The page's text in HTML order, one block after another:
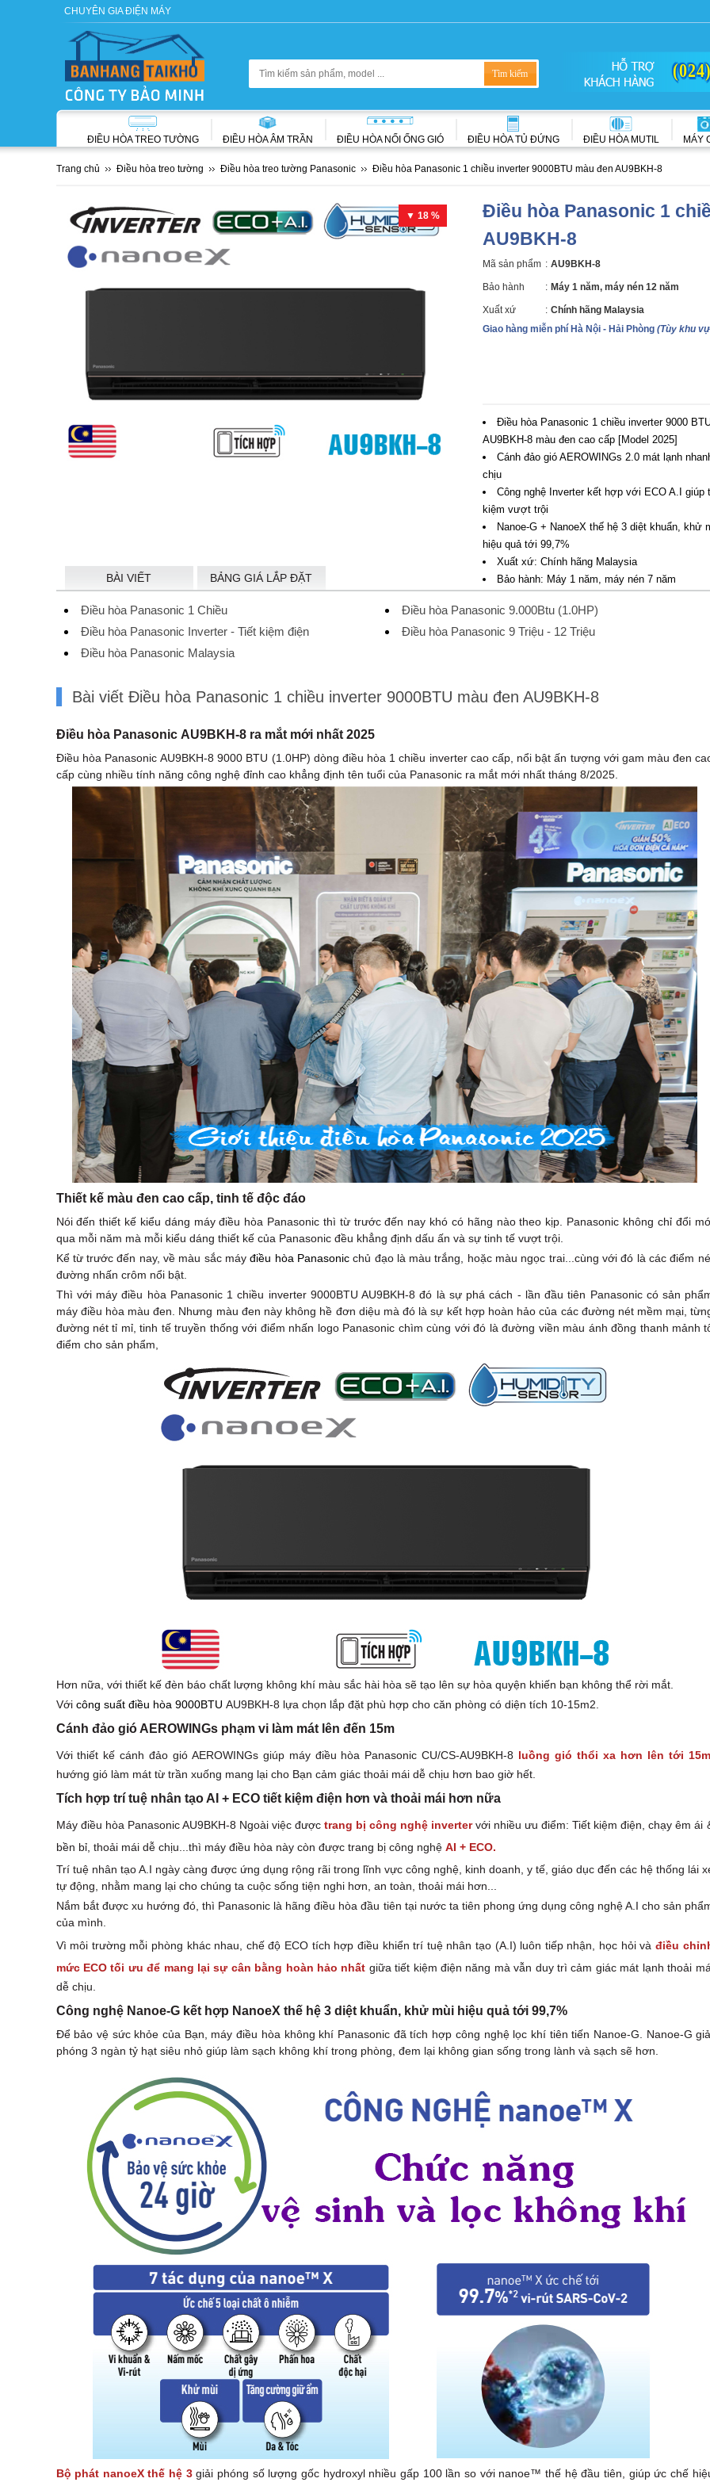
CHUYÊN GIA ĐIỆN MÁY
ĐIỀU HÒA TREO TƯỜNG ĐIỀU HÒA ÂM TRẦN ĐIỀU HÒA NỐI ỐNG GIÓ ĐIỀU HÒA TỦ ĐỨNG ĐIỀU HÒA MUTIL MÁY
Trang chủ Điều hòa treo tường Điều hòa treo tường Panasonic Điều hòa Panasonic 1 chiều inverter 9000BTU màu đen AU9BKH-8
▼ 18 %
Điều hòa Panasonic 1
AU9BKH-8
Mã sản phẩm : AU9BKH-8
Bảo hành : Máy 1 năm, máy nén 12 năm
Xuất xứ : Chính hãng Malaysia
Giao hàng miễn phí Hà Nội - Hải Phòng (Tùy khu
Điều hòa Panasonic 1 chiều inverter 9000
AU9BKH-8 màu đen cao cấp [Model 2025]
Cánh đảo gió AEROWINGs 2.0 mát lạnh
chịu
Công nghệ Inverter kết hợp với ECO A.I giúp
kiệm vượt trội
Nanoe-G + NanoeX thế hệ 3 diệt khuẩn, khử
hiệu quả tới 99,7%
Xuất xứ: Chính hãng Malaysia
Bảo hành: Máy 1 năm, máy nén 7 năm
BÀI VIẾT BẢNG GIÁ LẮP ĐẶT
Điều hòa Panasonic 1 Chiều
Điều hòa Panasonic 9.000Btu (1.0HP)
Điều hòa Panasonic Inverter - Tiết kiệm điện
Điều hòa Panasonic 9 Triệu - 12 Triệu
Điều hòa Panasonic Malaysia
Bài viết Điều hòa Panasonic 1 chiều inverter 9000BTU màu đen AU9BKH-8
Điều hòa Panasonic AU9BKH-8 ra mắt mới nhất 2025
Điều hòa Panasonic AU9BKH-8 9000 BTU (1.0HP) dòng điều hòa 1 chiều inverter cao cấp, nổi bật ấn tượng với gam màu đen
cấp cùng nhiều tính năng công nghệ đỉnh cao khẳng định tên tuổi của Panasonic ra mắt mới nhất tháng 8/2025.
Thiết kế màu đen cao cấp, tinh tế độc đáo
Nói đến thiết kế kiểu dáng máy điều hòa Panasonic thì từ trước đến nay khó có hãng nào theo kịp. Panasonic không chỉ đổi
qua mỗi năm mà mỗi kiểu dáng thiết kế của Panasonic đều khẳng định dấu ấn và sự tinh tế vượt trội.
Kể từ trước đến nay, về màu sắc máyđiều hòa Panasonicchủ đạo là màu trắng, hoặc màu ngọc trai...cùng với đó là các điểm
đường nhấn crôm nổi bật.
Thì với máy điều hòa Panasonic 1 chiều inverter 9000BTU AU9BKH-8 đó là sự phá cách - lần đầu tiên Panasonic có sản
máy điều hòa màu đen. Nhưng màu đen này không hề đơn diệu mà đó là sự kết hợp hoàn hảo của các đường nét mềm mại,
đường nét tỉ mỉ, tinh tế truyền thống với điểm nhấn logo Panasonic chìm cùng với đó là đường viền màu ánh đồng thanh mảnh
điểm cho sản phẩm,
Hơn nữa, với thiết kế đèn báo chất lượng không khí màu sắc hài hòa sẽ tạo lên sự hòa quyện khiến bạn không thể rời mắt.
Với công suất điều hòa 9000BTU AU9BKH-8 lựa chọn lắp đặt phù hợp cho căn phòng có diện tích 10-15m2.
Cánh đảo gió AEROWINGs phạm vi làm mát lên đến 15m
Với thiết kế cánh đảo gió AEROWINGs giúp máy điều hòa Panasonic CU/CS-AU9BKH-8 luồng gió thổi xa hơn lên tới 15m
hướng gió làm mát từ trần xuống mang lại cho Bạn cảm giác thoải mái dễ chịu hơn bao giờ hết.
Tích hợp trí tuệ nhân tạo AI + ECO tiết kiệm điện hơn và thoải mái hơn nữa
Máy điều hòa Panasonic AU9BKH-8 Ngoài việc được trang bị công nghệ invertervới nhiều ưu điểm: Tiết kiệm điện, chạy êm ái
bền bỉ, thoải mái dễ chịu...thì máy điều hòa này còn được trang bị công nghệ AI + ECO.
Trí tuệ nhân tạo A.I ngày càng được ứng dụng rộng rãi trong lĩnh vực công nghệ, kinh doanh, y tế, giáo dục đến các hệ thống lái
tự động, nhằm mang lại cho chúng ta cuộc sống tiện nghi hơn, an toàn, thoải mái hơn...
Nắm bắt được xu hướng đó, thì Panasonic là hãng điều hòa đầu tiên tại nước ta tiên phong ứng dụng công nghệ A.I cho sản
của mình.
Vì môi trường mỗi phòng khác nhau, chế độ ECO tích hợp điều khiển trí tuệ nhân tạo (A.I) luôn tiếp nhận, học hỏi và điều
mức ECO tối ưu để mang lại sự cân bằng hoàn hảo nhất giữa tiết kiệm điện năng mà vẫn duy trì cảm giác mát lạnh thoải
dễ chịu.
Công nghệ Nanoe-G kết hợp NanoeX thế hệ 3 diệt khuẩn, khử mùi hiệu quả tới 99,7%
Để bảo vệ sức khỏe của Bạn, máy điều hòa không khí Panasonic đã tích hợp công nghệ lọc khí tiên tiến Nanoe-G. Nanoe-G
phóng 3 ngàn tỷ hạt siêu nhỏ giúp làm sạch không khí trong phòng, đem lại không gian sống trong lành và sạch sẽ hơn.
Bộ phát nanoeX thế hệ 3giải phóng số lượng gốc hydroxyl nhiều gấp 100 lần so với nanoe™ thế hệ đầu tiên, giúp ức chế